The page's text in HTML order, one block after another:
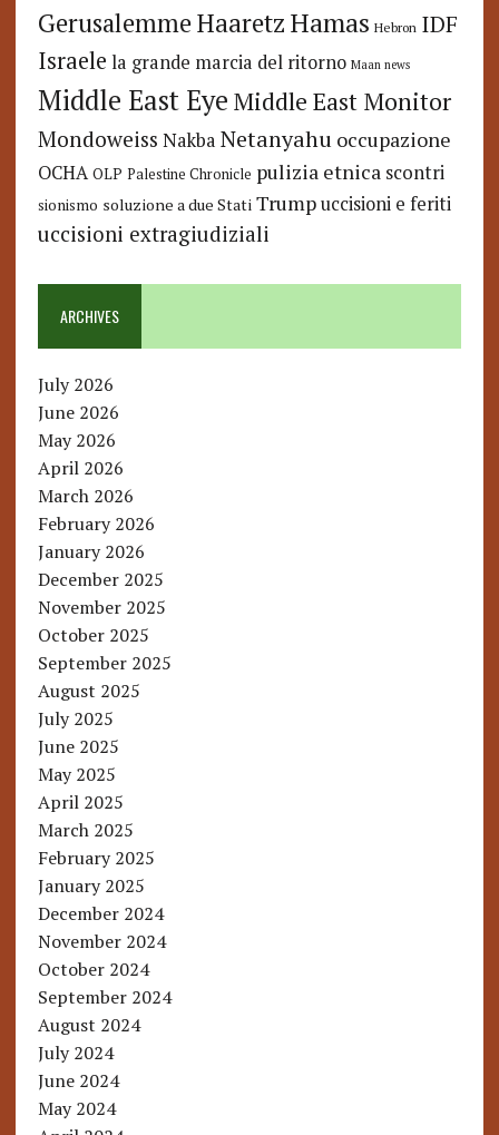
GerusalemmeHaaretzHamas Hebron IDF
Israele la grande marcia del ritorno Maan news
Middle East Eye Middle East Monitor
Mondoweiss Nakba Netanyahu occupazione
OCHA OLP Palestine Chronicle pulizia etnica scontri
sionismo soluzione a due Stati Trump uccisioni e feriti
uccisioni extragiudiziali
ARCHIVES
July 2026
June 2026
May 2026
April 2026
March 2026
February 2026
January 2026
December 2025
November 2025
October 2025
September 2025
August 2025
July 2025
June 2025
May 2025
April 2025
March 2025
February 2025
January 2025
December 2024
November 2024
October 2024
September 2024
August 2024
July 2024
June 2024
May 2024